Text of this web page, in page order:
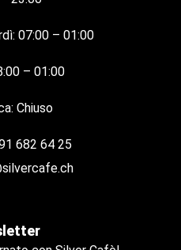
07:00 – 01:00
– 01:00
Chiuso
682 64 25